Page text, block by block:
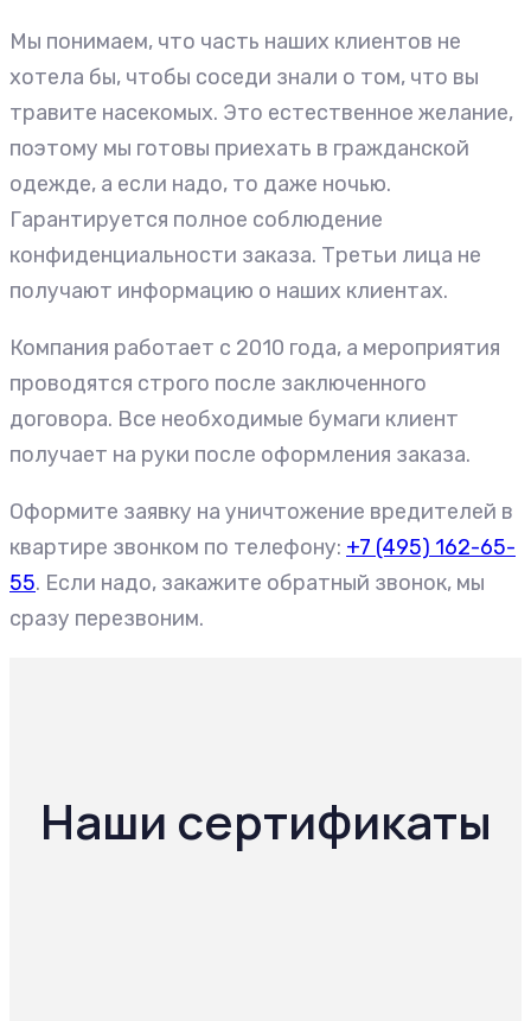
Мы понимаем, что часть наших клиентов не
хотела бы, чтобы соседи знали о том, что вы
травите насекомых. Это естественное желание,
поэтому мы готовы приехать в гражданской
одежде, а если надо, то даже ночью.
Гарантируется полное соблюдение
конфиденциальности заказа. Третьи лица не
получают информацию о наших клиентах.
Компания работает с 2010 года, а мероприятия
проводятся строго после заключенного
договора. Все необходимые бумаги клиент
получает на руки после оформления заказа.
Оформите заявку на уничтожение вредителей в
квартире звонком по телефону: +7 (495) 162-65-
55. Если надо, закажите обратный звонок, мы
сразу перезвоним.
Наши сертификаты